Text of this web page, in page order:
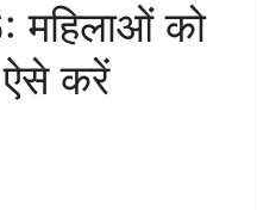
को
ऐसे करें